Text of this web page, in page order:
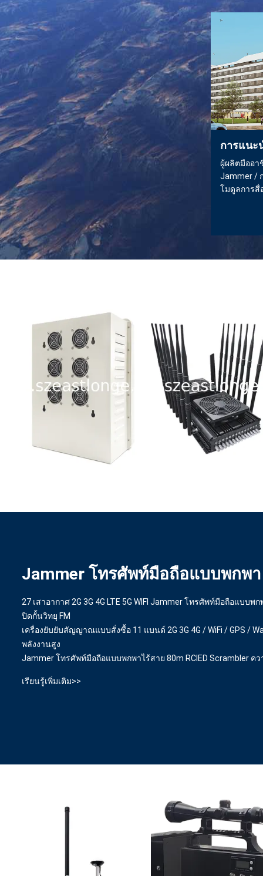
การแนะ
ผู้ผลิตมืออ
Jammer /
โมดูลการสื่
Jammer โทรศัพท์มือถือแบบพกพา
27 เสาอากาศ 2G 3G 4G LTE 5G WIFI Jammer โทรศัพท์มือถือแบบพก
ปิดกั้นวิทยุ FM
เครื่องยับยับสัญญาณแบบสั่งซื้อ 11 แบนด์ 2G 3G 4G / WiFi / GPS /
พลังงานสูง
Jammer โทรศัพท์มือถือแบบพกพาไร้สาย 80m RCIED Scrambler ค
เรียนรู้เพิ่มเติม>>